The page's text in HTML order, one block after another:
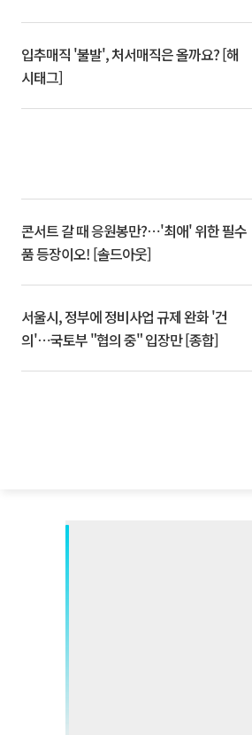
입추매직 '불발', 처서매직은 올까요? [해
시태그]
콘서트 갈 때 응원봉만?⋯'최애' 위한 필수
품 등장이오! [솔드아웃]
서울시, 정부에 정비사업 규제 완화 '건
의'⋯국토부 "협의 중" 입장만 [종합]